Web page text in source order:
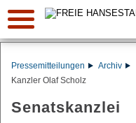
Suche:
Pressemitteilungen Archiv
Kanzler Olaf Scholz
Senatskanzlei